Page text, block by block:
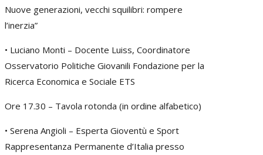
Nuove generazioni, vecchi squilibri: rompere
l’inerzia”
• Luciano Monti – Docente Luiss, Coordinatore
Osservatorio Politiche Giovanili Fondazione per la
Ricerca Economica e Sociale ETS
Ore 17.30 – Tavola rotonda (in ordine alfabetico)
• Serena Angioli – Esperta Gioventù e Sport
Rappresentanza Permanente d’Italia presso